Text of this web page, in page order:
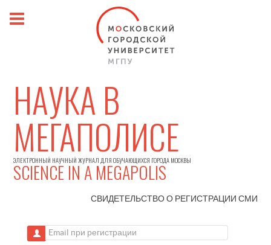
НАУКА В
МЕГАПОЛИСЕ
ЭЛЕКТРОННЫЙ НАУЧНЫЙ ЖУРНАЛ ДЛЯ ОБУЧАЮЩИХСЯ ГОРОДА МОСКВЫ
SCIENCE IN A MEGAPOLIS
СВИДЕТЕЛЬСТВО О РЕГИСТРАЦИИСМИ
Email при регистрации